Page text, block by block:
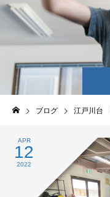
ブログ 江戸川台
APR
12
2022